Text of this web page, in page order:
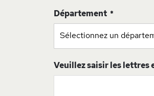
Département
Veuillez saisir les lettres